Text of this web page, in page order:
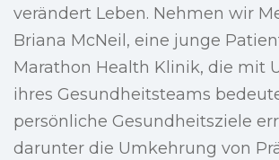
verändert Leben. Nehmen wir
Briana McNeil, eine junge
Marathon Health Klinik, die mit
ihres Gesundheitsteams
persönliche Gesundheitsziele
darunter die Umkehrung von